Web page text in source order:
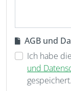
AGB und
Ich habe die
und
gespeichert.